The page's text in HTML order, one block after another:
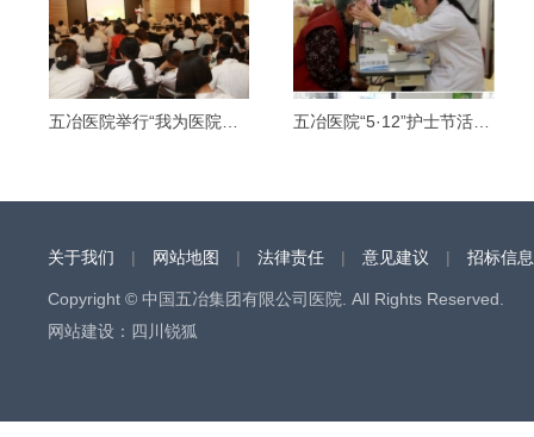
关于我们 | 网站地图 | 法律责任 | 意见建议 | 招标信息
Copyright © 中国五冶集团有限公司医院. All Rights Reserved.
网站建设 ： 四川锐狐